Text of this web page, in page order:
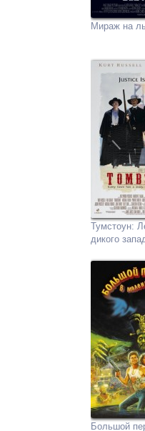
Мираж на
Тумстоун:
дикого
Большой